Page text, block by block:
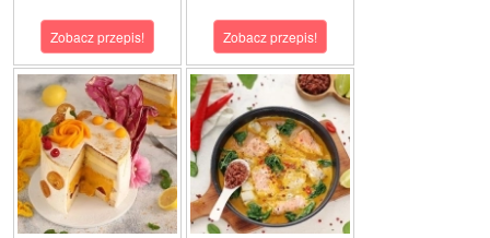
Zobacz przepis! Zobacz przepis!